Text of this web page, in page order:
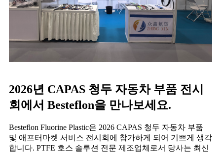
2026년 CAPAS 청두 자동차 부품 전시
회에서 Besteflon을 만나보세요.
Besteflon Fluorine Plastic은 2026 CAPAS 청두 자동차 부품
및 애프터마켓 서비스 전시회에 참가하게 되어 기쁘게 생각
합니다. PTFE 호스 솔루션 전문 제조업체로서 당사는 최신